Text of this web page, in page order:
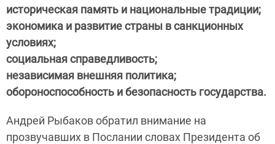
историческая память и национальные традиции;
экономика и развитие страны в санкционных
условиях;
социальная справедливость;
независимая внешняя политика;
обороноспособность и безопасность государства.
Андрей Рыбаков обратил внимание на
прозвучавших в Послании словах Президента об